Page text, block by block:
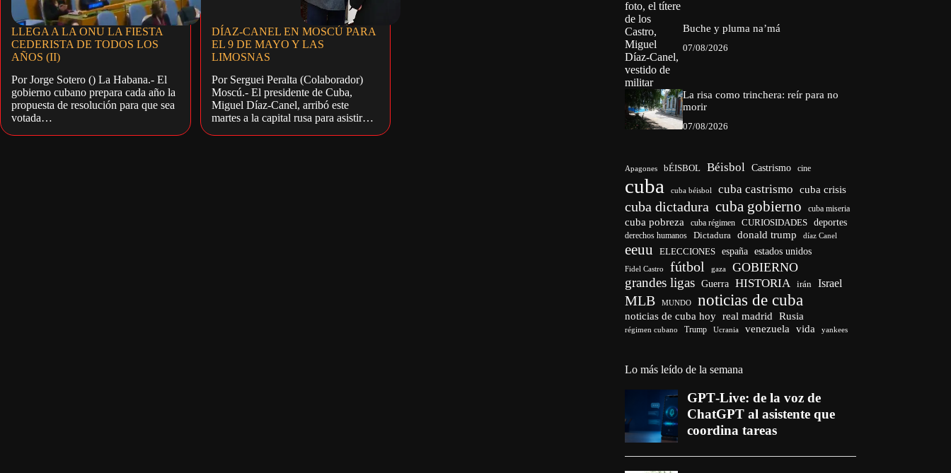
LLEGA A LA ONU LA FIESTA
CEDERISTA DE TODOS LOS
AÑOS (II)
Por Jorge Sotero () La Habana.- El
gobierno cubano prepara cada año la
propuesta de resolución para que sea
votada…
DÍAZ-CANEL EN MOSCÚ PARA
EL 9 DE MAYO Y LAS
LIMOSNAS
Por Serguei Peralta (Colaborador)
Moscú.- El presidente de Cuba,
Miguel Díaz-Canel, arribó este
martes a la capital rusa para asistir…
Buche y pluma na’má
07/08/2026
La risa como trinchera: reír para no
morir
07/08/2026
Apagones bÉISBOL Béisbol Castrismo cine
cuba cuba béisbol cuba castrismo cuba crisis
cuba dictadura cuba gobierno cuba miseria
cuba pobreza cuba régimen CURIOSIDADES deportes
derechos humanos Dictadura donald trump díaz Canel
eeuu ELECCIONES españa estados unidos
Fidel Castro fútbol gaza GOBIERNO
grandes ligas Guerra HISTORIA irán Israel
MLB MUNDO noticias de cuba
noticias de cuba hoy real madrid Rusia
régimen cubano Trump Ucrania venezuela vida yankees
Lo más leído de la semana